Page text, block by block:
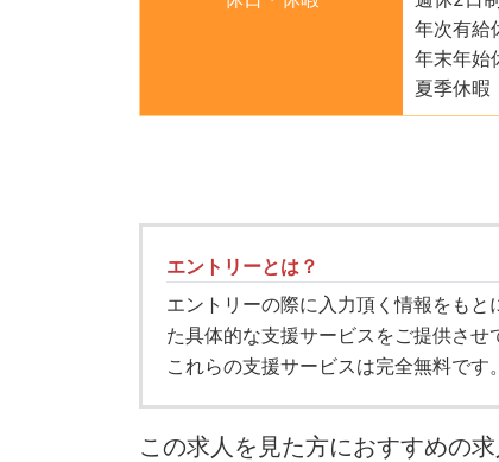
年次有給
年末年始
夏季休暇
エントリーとは？
エントリーの際に入力頂く情報をも
た具体的な支援サービスをご提供させ
これらの支援サービスは完全無料です。
この求人を見た方におすすめの求